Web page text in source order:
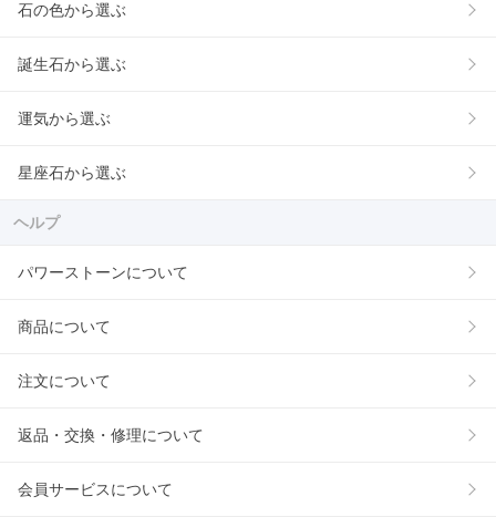
石の色から選ぶ
誕生石から選ぶ
運気から選ぶ
星座石から選ぶ
ヘルプ
パワーストーンについて
商品について
注文について
返品・交換・修理について
会員サービスについて